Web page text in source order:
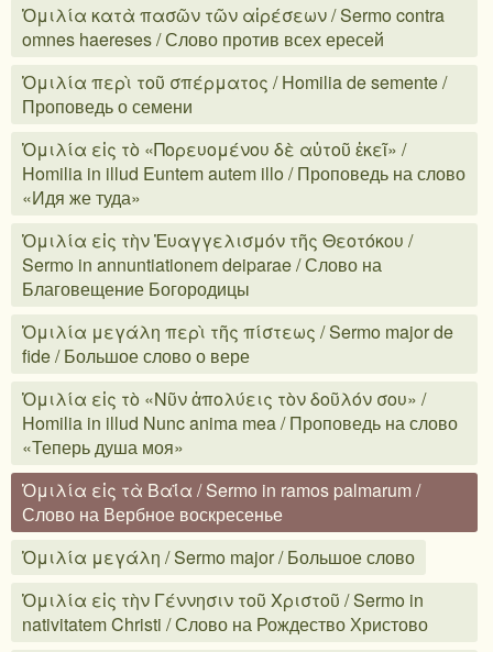
Ὁμιλία κατὰ πασῶν τῶν αἱρέσεων / Sermo contra
omnes haereses / Слово против всех ересей
Ὁμιλία περὶ τοῦ σπέρματος / Homilia de semente /
Проповедь о семени
Ὁμιλία εἰς τὸ «Πορευομένου δὲ αὐτοῦ ἐκεῖ» /
Homilia in illud Euntem autem illo / Проповедь на слово
«Идя же туда»
Ὁμιλία εἰς τὴν Ἐυαγγελισμόν τῆς Θεοτόκου /
Sermo in annuntiationem deiparae / Слово на
Благовещение Богородицы
Ὁμιλία μεγάλη περὶ τῆς πίστεως / Sermo major de
fide / Большое слово о вере
Ὁμιλία εἰς τὸ «Νῦν ἀπολύεις τὸν δοῦλόν σου» /
Homilia in illud Nunc anima mea / Проповедь на слово
«Теперь душа моя»
Ὁμιλία εἰς τὰ Βαΐα / Sermo in ramos palmarum /
Слово на Вербное воскресенье
Ὁμιλία μεγάλη / Sermo major / Большое слово
Ὁμιλία εἰς τὴν Γέννησιν τοῦ Χριστοῦ / Sermo in
nativitatem Christi / Слово на Рождество Христово